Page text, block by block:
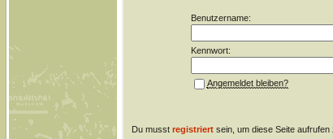
Benutzername:
Kennwort:
Angemeldet bleiben?
Du musst registriertsein, um diese Seite aufrufen